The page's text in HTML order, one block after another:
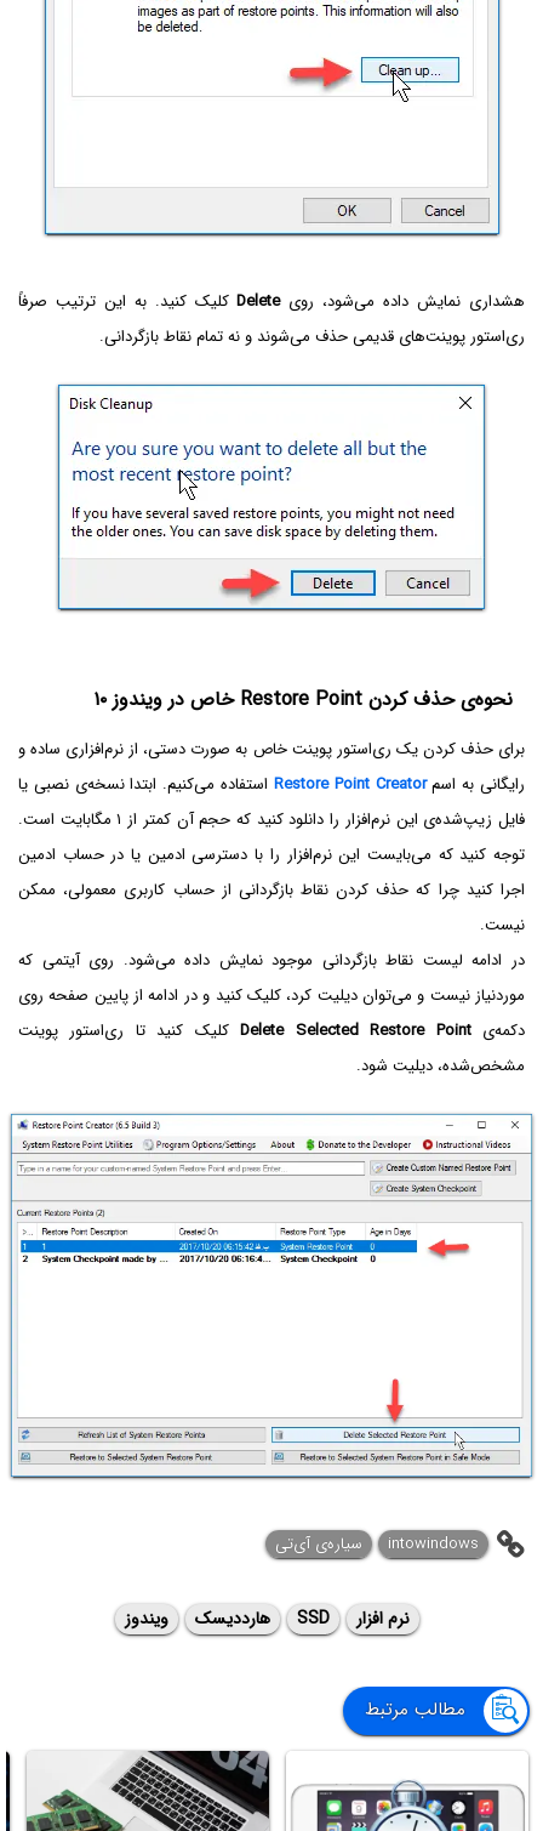
هشداری نمایش داده می‌شود، رویDeleteکلیک کنید. به این ترتیب صرفاً
ری‌استور پوینت‌های قدیمی حذف می‌شوند و نه تمام نقاط بازگردانی.
نحوه‌ی حذف کردن Restore Point خاص در ویندوز ۱۰
برای حذف کردن یک ری‌استور پوینت خاص به صورت دستی، از نرم‌افزاری ساده و
رایگانی به اسمRestore Point Creator استفاده می‌کنیم. ابتدا نسخه‌ی نصبی یا
فایل زیپ‌شده‌ی این نرم‌افزار را دانلود کنید که حجم آن کمتر از ۱ مگابایت است.
توجه کنید که می‌بایست این نرم‌افزار را با دسترسی ادمین یا در حساب ادمین
اجرا کنید چرا که حذف کردن نقاط بازگردانی از حساب کاربری معمولی، ممکن
نیست.
در ادامه لیست نقاط بازگردانی موجود نمایش داده می‌شود. روی آیتمی که
موردنیاز نیست و می‌توان دیلیت کرد، کلیک کنید و در ادامه از پایین صفحه روی
دکمه‌یDelete Selected Restore Pointکلیک کنید تا ری‌استور پوینت
مشخص‌شده، دیلیت شود.
intowindows سیاره‌ی آی‌تی
نرم افزار SSD هارددیسک ویندوز
مطالب مرتبط